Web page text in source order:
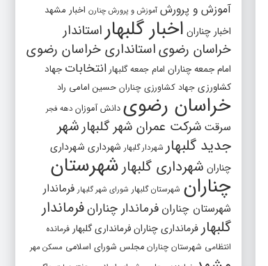
آموزش و پرورش آموزش و پرورش چنارن اخبار مشهد
اخبار چناران اخبار گلبهار استاندار
خراسان رضویاستانداری خراسان رضوی
امام جمعه چناران امام جمعه گلبهار انتخابات جهاد
کشاورزی جهاد کشاورزی چناران حسین امامی راد
خراسان رضوی دانش آموزان دهه فجر
سرقت شرکت عمران شهر گلبهارشهر
جدید گلبهار شهردار گلبهار شهرداری شهرداری
چناران شهرداری گلبهار شهرستان
چناران شهرستان گلبهار شورای شهر گلبهار فرماندار
شهرستان چناران فرماندار چنارانفرماندار
گلبهار فرمانداری چنارانفرمانداری گلبهار فرمانده
انتظامی شهرستان چناران مجلس شورای اسلامی مسکن مهر